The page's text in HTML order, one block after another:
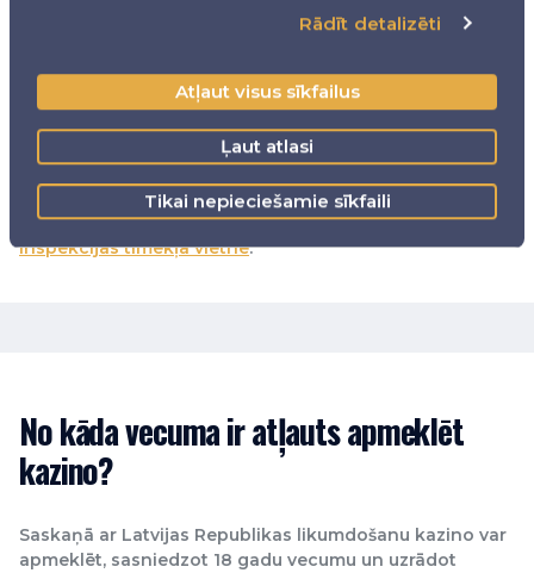
Rādīt detalizēti
Atļaut visus sīkfailus
Ļaut atlasi
Tikai nepieciešamie sīkfaili
spēlēt, lai vinnētu vēl vairāk?
Vai esat kādreiz spēlējis, lai vinnētu naudu parādu
nomaksai?
Ja testa rezultāti Jums rada bažas, iesakām apmeklēt
ieturēt pārtraukumu no azartspēlēm. Plašāku
informāciju var atrastIzložu un azartspēļu uzraudzības
inspekcijas tīmekļa vietnē.
No kāda vecuma ir atļauts apmeklēt
kazino?
Saskaņā ar Latvijas Republikas likumdošanu kazino var
apmeklēt, sasniedzot 18 gadu vecumu un uzrādot